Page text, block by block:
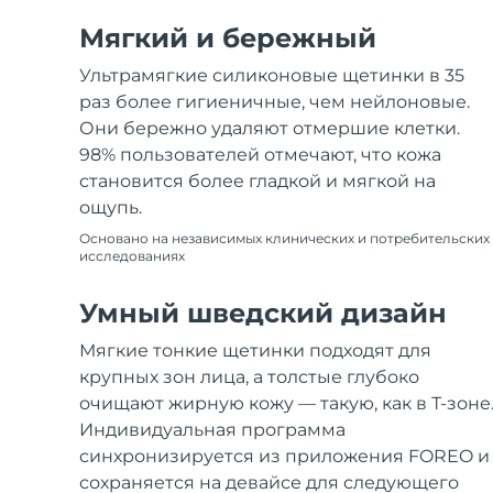
Мягкий и бережный
Ультрамягкие силиконовые щетинки в 35
раз более гигиеничные, чем нейлоновые.
Они бережно удаляют отмершие клетки.
98% пользователей отмечают, что кожа
становится более гладкой и мягкой на
ощупь.
Основано на независимых клинических и потребительских
исследованиях
Умный шведский дизайн
Мягкие тонкие щетинки подходят для
крупных зон лица, а толстые глубоко
очищают жирную кожу — такую, как в Т-зоне.
Индивидуальная программа
синхронизируется из приложения FOREO и
сохраняется на девайсе для следующего